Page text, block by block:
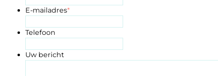
E-mailadres*
Telefoon
Uw bericht